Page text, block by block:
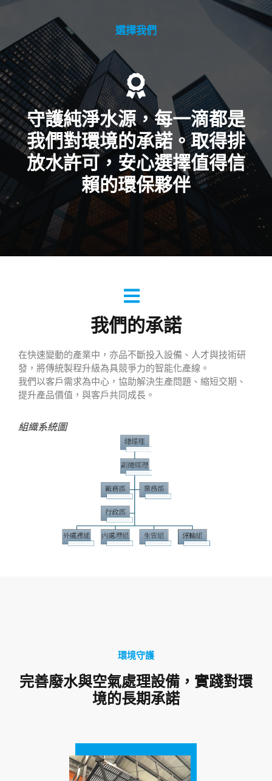
選擇我們
守護純淨水源，每一滴都是
我們對環境的承諾。取得排
放水許可，安心選擇值得信
賴的環保夥伴
我們的承諾
在快速變動的產業中，亦品不斷投入設備、人才與技術研
發，將傳統製程升級為具競爭力的智能化產線。
我們以客戶需求為中心，協助解決生產問題、縮短交期、
提升產品價值，與客戶共同成長。
組織系統圖
環境守護
完善廢水與空氣處理設備，實踐對環
境的長期承諾